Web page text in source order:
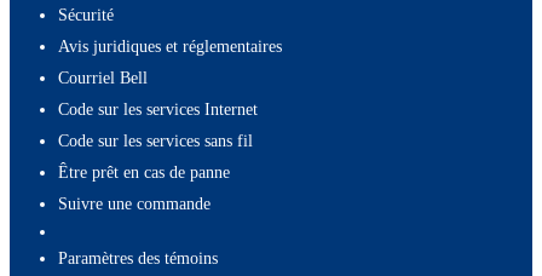
Sécurité
Avis juridiques et réglementaires
Courriel Bell
Code sur les services Internet
Code sur les services sans fil
Être prêt en cas de panne
Suivre une commande
paramètres des témoins